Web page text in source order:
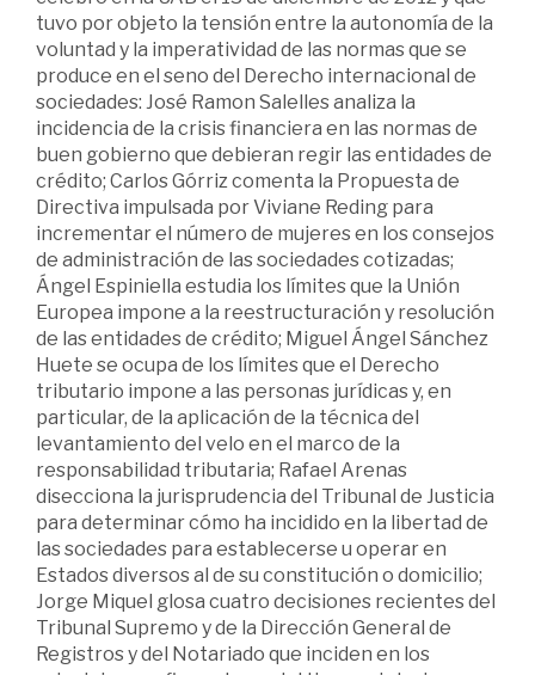
tuvo por objeto la tensión entre la autonomía de la
voluntad y la imperatividad de las normas que se
produce en el seno del Derecho internacional de
sociedades: José Ramon Salelles analiza la
incidencia de la crisis financiera en las normas de
buen gobierno que debieran regir las entidades de
crédito; Carlos Górriz comenta la Propuesta de
Directiva impulsada por Viviane Reding para
incrementar el número de mujeres en los consejos
de administración de las sociedades cotizadas;
Ángel Espiniella estudia los límites que la Unión
Europea impone a la reestructuración y resolución
de las entidades de crédito; Miguel Ángel Sánchez
Huete se ocupa de los límites que el Derecho
tributario impone a las personas jurídicas y, en
particular, de la aplicación de la técnica del
levantamiento del velo en el marco de la
responsabilidad tributaria; Rafael Arenas
disecciona la jurisprudencia del Tribunal de Justicia
para determinar cómo ha incidido en la libertad de
las sociedades para establecerse u operar en
Estados diversos al de su constitución o domicilio;
Jorge Miquel glosa cuatro decisiones recientes del
Tribunal Supremo y de la Dirección General de
Registros y del Notariado que inciden en los